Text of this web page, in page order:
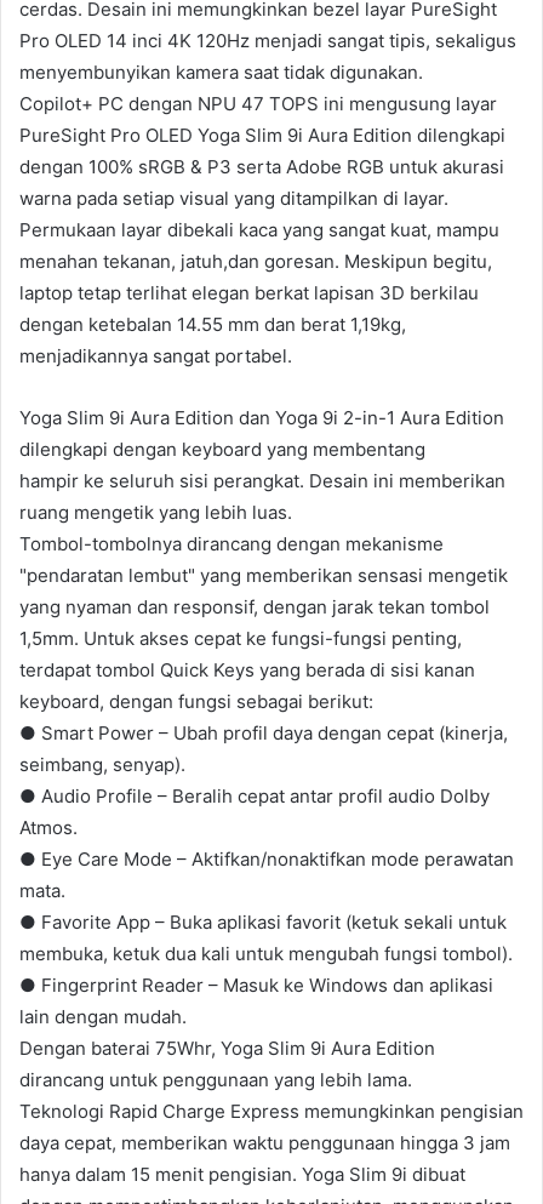
cerdas. Desain ini memungkinkan bezel layar PureSight
Pro OLED 14 inci 4K 120Hz menjadi sangat tipis, sekaligus
menyembunyikan kamera saat tidak digunakan.
Copilot+ PC dengan NPU 47 TOPS ini mengusung layar
PureSight Pro OLED Yoga Slim 9i Aura Edition dilengkapi
dengan 100% sRGB & P3 serta Adobe RGB untuk akurasi
warna pada setiap visual yang ditampilkan di layar.
Permukaan layar dibekali kaca yang sangat kuat, mampu
menahan tekanan, jatuh,dan goresan. Meskipun begitu,
laptop tetap terlihat elegan berkat lapisan 3D berkilau
dengan ketebalan 14.55 mm dan berat 1,19kg,
menjadikannya sangat portabel.
Yoga Slim 9i Aura Edition dan Yoga 9i 2-in-1 Aura Edition
dilengkapi dengan keyboard yang membentang
hampir ke seluruh sisi perangkat. Desain ini memberikan
ruang mengetik yang lebih luas.
Tombol-tombolnya dirancang dengan mekanisme
"pendaratan lembut" yang memberikan sensasi mengetik
yang nyaman dan responsif, dengan jarak tekan tombol
1,5mm. Untuk akses cepat ke fungsi-fungsi penting,
terdapat tombol Quick Keys yang berada di sisi kanan
keyboard, dengan fungsi sebagai berikut:
● Smart Power – Ubah profil daya dengan cepat (kinerja,
seimbang, senyap).
● Audio Profile – Beralih cepat antar profil audio Dolby
Atmos.
● Eye Care Mode – Aktifkan/nonaktifkan mode perawatan
mata.
● Favorite App – Buka aplikasi favorit (ketuk sekali untuk
membuka, ketuk dua kali untuk mengubah fungsi tombol).
● Fingerprint Reader – Masuk ke Windows dan aplikasi
lain dengan mudah.
Dengan baterai 75Whr, Yoga Slim 9i Aura Edition
dirancang untuk penggunaan yang lebih lama.
Teknologi Rapid Charge Express memungkinkan pengisian
daya cepat, memberikan waktu penggunaan hingga 3 jam
hanya dalam 15 menit pengisian. Yoga Slim 9i dibuat